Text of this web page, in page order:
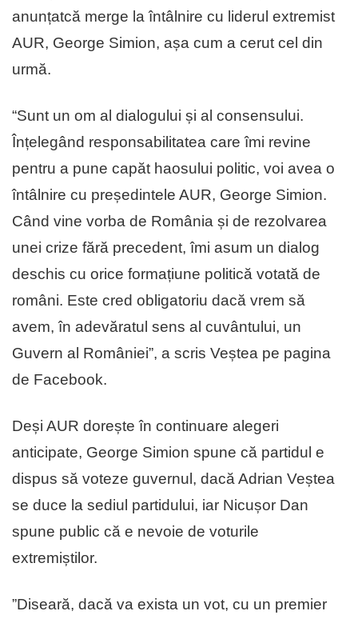
anunțatcă merge la întâlnire cu liderul extremist
AUR, George Simion, așa cum a cerut cel din
urmă.
“Sunt un om al dialogului și al consensului.
Înțelegând responsabilitatea care îmi revine
pentru a pune capăt haosului politic, voi avea o
întâlnire cu președintele AUR, George Simion.
Când vine vorba de România și de rezolvarea
unei crize fără precedent, îmi asum un dialog
deschis cu orice formațiune politică votată de
români. Este cred obligatoriu dacă vrem să
avem, în adevăratul sens al cuvântului, un
Guvern al României”, a scris Veștea pe pagina
de Facebook.
Deși AUR dorește în continuare alegeri
anticipate, George Simion spune că partidul e
dispus să voteze guvernul, dacă Adrian Veștea
se duce la sediul partidului, iar Nicușor Dan
spune public că e nevoie de voturile
extremiștilor.
”Diseară, dacă va exista un vot, cu un premier